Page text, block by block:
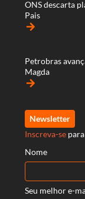
ONS descarta
Pais
arrow_forward
Petrobras
Magda
arrow_forward
Newsletter
Inscreva-se
Nome
Seu melhor e-